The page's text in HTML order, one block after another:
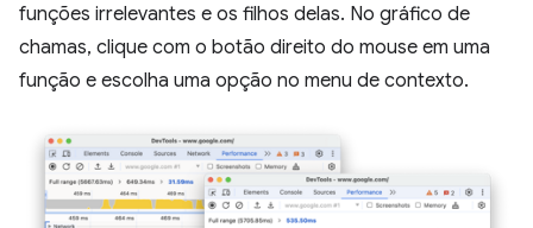
funções irrelevantes e os filhos delas. No gráfico de
chamas, clique com o botão direito do mouse em uma
função e escolha uma opção no menu de contexto.